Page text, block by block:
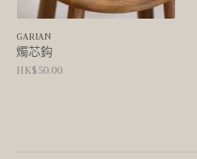
GARIAN
燭芯鈎
HK$50.00